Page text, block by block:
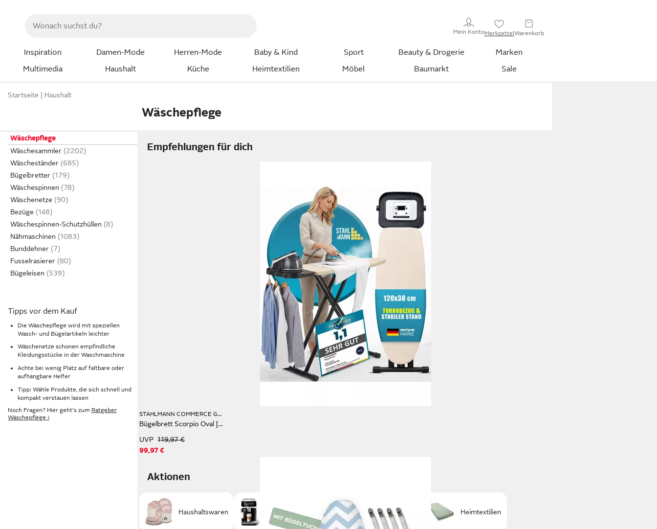
Mein KontoMerkzettelWarenkorb
Inspiration Damen-Mode Herren-Mode Baby & Kind Sport Beauty & Drogerie
Marken
Multimedia
Haushalt Küche Heimtextilien Möbel Baumarkt Sale
Startseite Haushalt
Wäschepflege
Wäschepflege
Wäschesammler
Wäscheständer
Bügelbretter
Wäschespinnen
Wäschenetze
Bezüge
Wäschespinnen-Schutzhüllen
Nähmaschinen
Bunddehner
Fusselrasierer
Bügeleisen
Tipps vor dem Kauf
Die Wäschepflege wird mit speziellen
Wasch- und Bügelartikeln leichter
Wäschenetze schonen empfindliche
Kleidungsstücke in der Waschmaschine
Achte bei wenig Platz auf faltbare oder
aufhängbare Helfer
Tipp: Wähle Produkte, die sich schnell und
kompakt verstauen lassen
Noch Fragen? Hier geht's zum Ratgeber
Wäschepflege ›
Empfehlungen für dich
STAHLMANN COMMERCE GMBH
Bügelbrett Scorpio Oval [120 × 38 cm], Made in EU, TestCheck 1,1, Mesh
UVP 119,97 €
99,97 €
Aktionen
Haushaltswaren Haushaltsgeräte Aufbewahrung Heimtextilien